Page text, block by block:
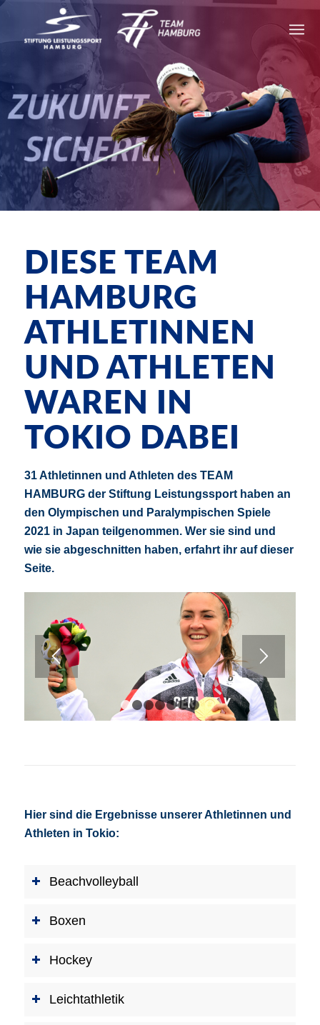
DIESE TEAM
HAMBURG
ATHLETINNEN
UND ATHLETEN
WAREN IN
TOKIO DABEI
31 Athletinnen und Athleten des TEAM
HAMBURG der Stiftung Leistungssport haben an
den Olympischen und Paralympischen Spiele
2021 in Japan teilgenommen. Wer sie sind und
wie sie abgeschnitten haben, erfahrt ihr auf dieser
Seite.
1 2 3 4 5 6 7
Hier sind die Ergebnisse unserer Athletinnen und
Athleten in Tokio:
Beachvolleyball
Boxen
Hockey
Leichtathletik